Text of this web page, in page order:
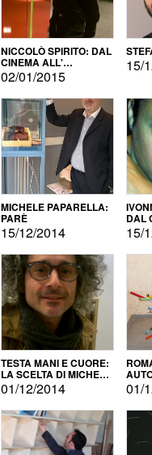
NICCOLÒ SPIRITO: DAL
CINEMA ALL'
AUTOPRODUZIONE
02/01/2015
15/
MICHELE PAPARELLA:
PARÈ
15/12/2014
DAL
15/
TESTA MANI E CUORE:
LA SCELTA DI MICHELE
BARBERIO
01/12/2014 01/